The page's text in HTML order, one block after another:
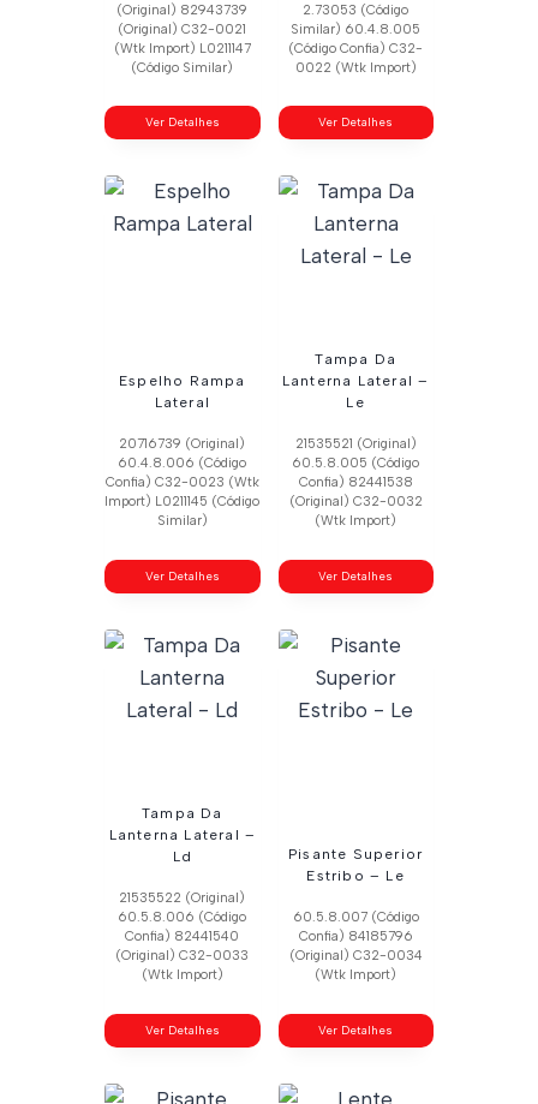
(Original) 82943739
(Original) C32-0021
(Wtk Import) L0211147
(Código Similar)
Ver Detalhes
2.73053 (Código
Similar) 60.4.8.005
(Código Confia) C32-
0022 (Wtk Import)
Ver Detalhes
Espelho Rampa
Lateral
20716739 (Original)
60.4.8.006 (Código
Confia) C32-0023 (Wtk
Import) L0211145 (Código
Similar)
Ver Detalhes
Tampa Da
Lanterna Lateral –
Le
21535521 (Original)
60.5.8.005 (Código
Confia) 82441538
(Original) C32-0032
(Wtk Import)
Ver Detalhes
Tampa Da
Lanterna Lateral –
Ld
21535522 (Original)
60.5.8.006 (Código
Confia) 82441540
(Original) C32-0033
(Wtk Import)
Ver Detalhes
Pisante Superior
Estribo – Le
60.5.8.007 (Código
Confia) 84185796
(Original) C32-0034
(Wtk Import)
Ver Detalhes